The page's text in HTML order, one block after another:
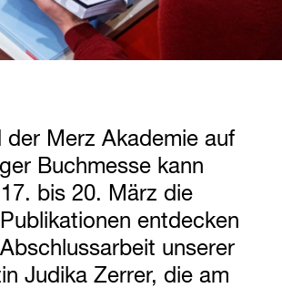
der Merz Akademie auf
Buchmesse kann
bis 20. März die
entdecken
unserer
Judika Zerrer, die am